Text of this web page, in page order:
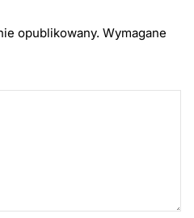
opublikowany. Wymagane